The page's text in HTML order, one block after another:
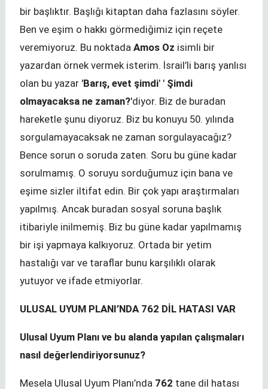
bir başlıktır. Başlığı kitaptan daha fazlasını söyler.
Ben ve eşim o hakkı görmediğimiz için reçete
veremiyoruz. Bu noktada Amos Oz isimli bir
yazardan örnek vermek isterim. İsrail’li barış yanlısı
olan bu yazar 'Barış, evet şimdi' ' Şimdi
olmayacaksa ne zaman?'diyor. Biz de buradan
hareketle şunu diyoruz. Biz bu konuyu 50. yılında
sorgulamayacaksak ne zaman sorgulayacağız?
Bence sorun o soruda zaten. Soru bu güne kadar
sorulmamış. O soruyu sorduğumuz için bana ve
eşime sizler iltifat edin. Bir çok yapı araştırmaları
yapılmış. Ancak buradan sosyal soruna başlık
itibariyle inilmemiş. Biz bu güne kadar yapılmamış
bir işi yapmaya kalkıyoruz. Ortada bir yetim
hastalığı var ve taraflar bunu karşılıklı olarak
yutuyor ve ifade etmiyorlar.
ULUSAL UYUM PLANI’NDA 762 DİL HATASI VAR
Ulusal Uyum Planı ve bu alanda yapılan çalışmaları
nasıl değerlendiriyorsunuz?
Mesela Ulusal Uyum Planı’nda 762 tane dil hatası